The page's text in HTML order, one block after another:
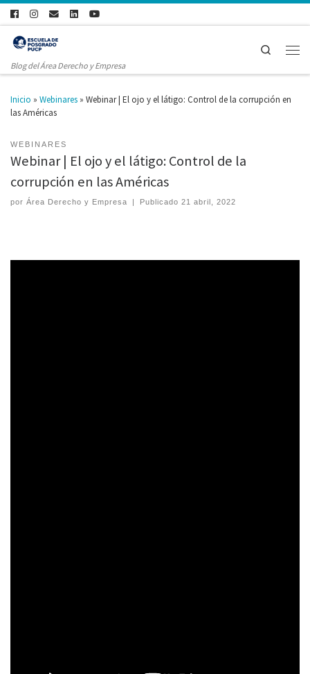
Blog del Área Derecho y Empresa
Search
Inicio » Webinares » Webinar | El ojo y el látigo: Control de la corrupción en
las Américas
WEBINARES
Webinar | El ojo y el látigo: Control de la
corrupción en las Américas
por Área Derecho y Empresa | Publicado21 abril, 2022